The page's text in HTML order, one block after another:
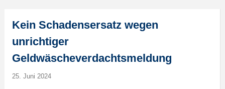
Kein Schadensersatz wegen
unrichtiger
Geldwäscheverdachtsmeldung
25. Juni 2024